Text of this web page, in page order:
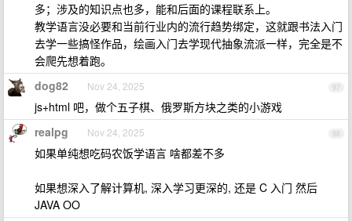
多；涉及的知识点也多，能和后面的课程联系上。
教学语言没必要和当前行业内的流行趋势绑定，这就跟书法入门
去学一些搞怪作品，绘画入门去学现代抽象流派一样，完全是不
会爬先想着跑。
97
dog82 Nov 24, 2025
js+html 吧，做个五子棋、俄罗斯方块之类的小游戏
98
realpg Nov 24, 2025
如果单纯想吃码农饭学语言 啥都差不多
如果想深入了解计算机, 深入学习更深的, 还是 C 入门 然后
JAVA OO